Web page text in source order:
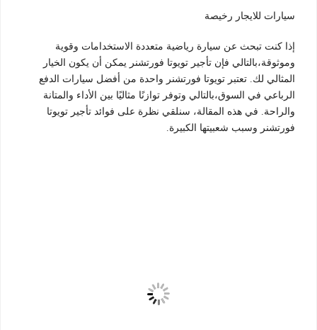
سيارات للايجار رخيصة
إذا كنت تبحث عن سيارة رياضية متعددة الاستخدامات وقوية
وموثوقة،بالتالي فإن تأجير تويوتا فورتشنر يمكن أن يكون الخيار
المثالي لك. تعتبر تويوتا فورتشنر واحدة من أفضل سيارات الدفع
الرباعي في السوق،بالتالي وتوفر توازنًا مثاليًا بين الأداء والمتانة
والراحة. في هذه المقالة، سنلقي نظرة على فوائد تأجير تويوتا
فورتشنر وسبب شعبيتها الكبيرة.